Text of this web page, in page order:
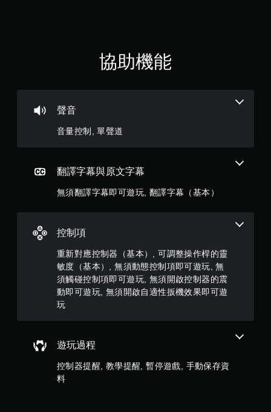
滿
5
顆
）
共
1
0
3
協助機能
聲音
音量控制, 單聲道
翻譯字幕與原文字幕
無須翻譯字幕即可遊玩, 翻譯字幕（基本）
控制項
重新對應控制器（基本）, 可調整操作桿的靈
敏度（基本）, 無須動態控制項即可遊玩, 無
須觸碰控制項即可遊玩, 無須開啟控制器的震
動即可遊玩, 無須開啟自適性扳機效果即可遊
玩
遊玩過程
控制器提醒, 教學提醒, 暫停遊戲, 手動保存資
料